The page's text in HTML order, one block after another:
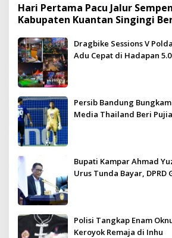
Hari Pertama Pacu Jalur
Kabupaten Kuantan Singingi
Dragbike Sessions V
Adu Cepat di Hadapan
Persib Bandung
Media Thailand Beri
Bupati Kampar Ahmad
Urus Tunda Bayar, DPRD
Polisi Tangkap Enam
Keroyok Remaja di Inhu